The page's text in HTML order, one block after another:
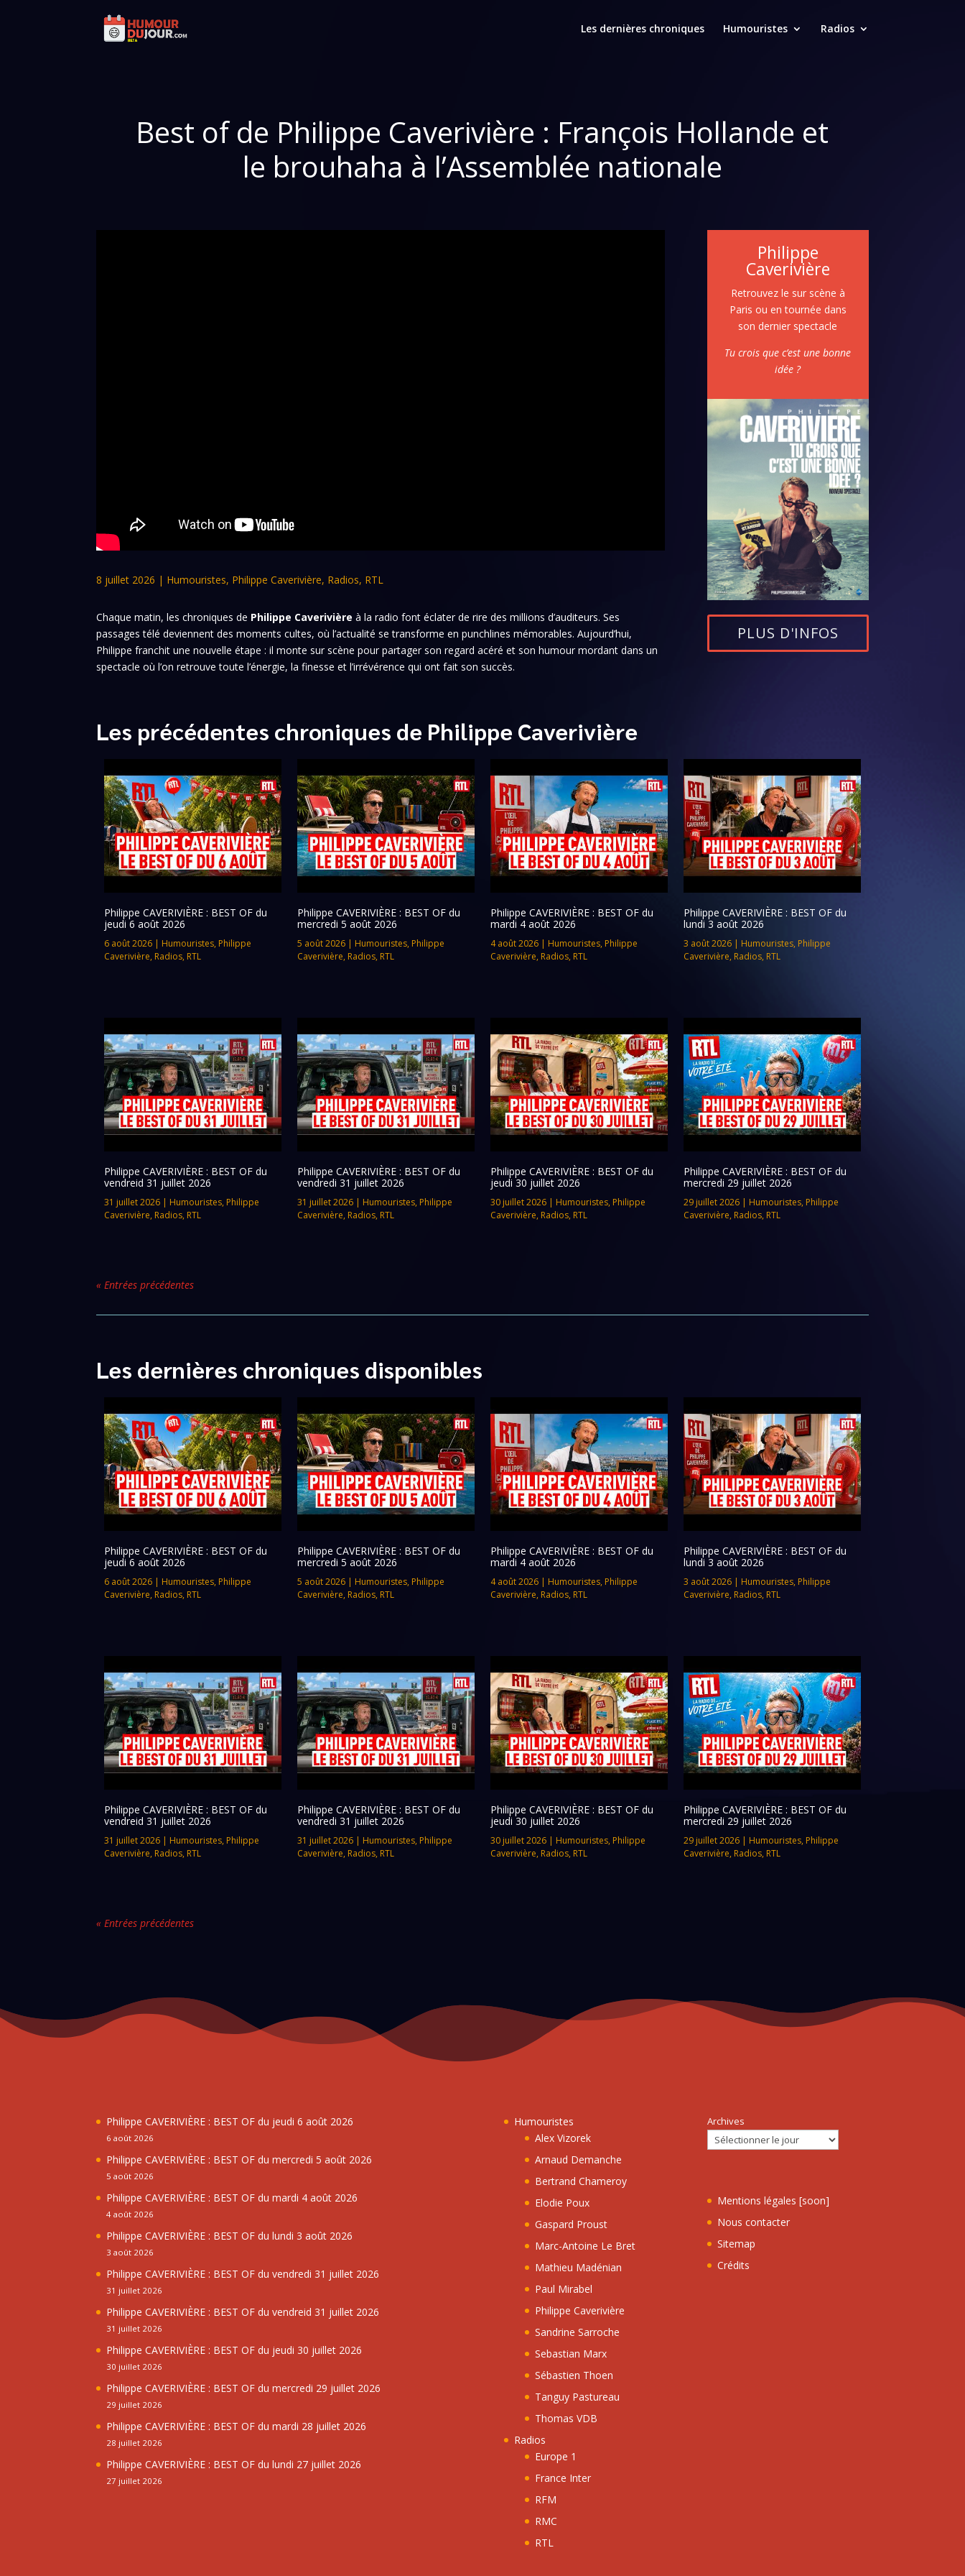
Les dernières chroniques Humouristes Radios
Best of de Philippe Caverivière : François Hollande et
le brouhaha à l’Assemblée nationale
8 juillet 2026 | Humouristes, Philippe Caverivière, Radios, RTL
Chaque matin, les chroniques de Philippe Caverivière à la radio font éclater de rire des millions d’auditeurs. Ses
passages télé deviennent des moments cultes, où l’actualité se transforme en punchlines mémorables. Aujourd’hui,
Philippe franchit une nouvelle étape : il monte sur scène pour partager son regard acéré et son humour mordant dans un
spectacle où l’on retrouve toute l’énergie, la finesse et l’irrévérence qui ont fait son succès.
Philippe
Caverivière
Retrouvez le sur scène à
Paris ou en tournée dans
son dernier spectacle
Tu crois que c’est une bonne
idée ?
PLUS D'INFOS
Les précédentes chroniques de Philippe Caverivière
Philippe CAVERIVIÈRE : BEST OF du
jeudi 6 août 2026
6 août 2026 | Humouristes, Philippe
Caverivière, Radios, RTL
Philippe CAVERIVIÈRE : BEST OF du
mercredi 5 août 2026
5 août 2026| Humouristes, Philippe
Caverivière, Radios, RTL
Philippe CAVERIVIÈRE : BEST OF du
mardi 4 août 2026
4 août 2026| Humouristes, Philippe
Caverivière, Radios, RTL
Philippe CAVERIVIÈRE : BEST OF du
lundi 3 août 2026
3 août 2026| Humouristes, Philippe
Caverivière, Radios, RTL
Philippe CAVERIVIÈRE : BEST OF du
vendreid 31 juillet 2026
31 juillet 2026 | Humouristes, Philippe
Caverivière, Radios, RTL
Philippe CAVERIVIÈRE : BEST OF du
vendredi 31 juillet 2026
31 juillet 2026| Humouristes, Philippe
Caverivière, Radios, RTL
Philippe CAVERIVIÈRE : BEST OF du
jeudi 30 juillet 2026
30 juillet 2026| Humouristes, Philippe
Caverivière, Radios, RTL
Philippe CAVERIVIÈRE : BEST OF du
mercredi 29 juillet 2026
29 juillet 2026| Humouristes, Philippe
Caverivière, Radios, RTL
« Entrées précédentes
Les dernières chroniques disponibles
Philippe CAVERIVIÈRE : BEST OF du
jeudi 6 août 2026
6 août 2026 | Humouristes, Philippe
Caverivière, Radios, RTL
Philippe CAVERIVIÈRE : BEST OF du
mercredi 5 août 2026
5 août 2026| Humouristes, Philippe
Caverivière, Radios, RTL
Philippe CAVERIVIÈRE : BEST OF du
mardi 4 août 2026
4 août 2026| Humouristes, Philippe
Caverivière, Radios, RTL
Philippe CAVERIVIÈRE : BEST OF du
lundi 3 août 2026
3 août 2026| Humouristes, Philippe
Caverivière, Radios, RTL
Philippe CAVERIVIÈRE : BEST OF du
vendreid 31 juillet 2026
31 juillet 2026 | Humouristes, Philippe
Caverivière, Radios, RTL
Philippe CAVERIVIÈRE : BEST OF du
vendredi 31 juillet 2026
31 juillet 2026| Humouristes, Philippe
Caverivière, Radios, RTL
Philippe CAVERIVIÈRE : BEST OF du
jeudi 30 juillet 2026
30 juillet 2026| Humouristes, Philippe
Caverivière, Radios, RTL
Philippe CAVERIVIÈRE : BEST OF du
mercredi 29 juillet 2026
29 juillet 2026| Humouristes, Philippe
Caverivière, Radios, RTL
« Entrées précédentes
Philippe CAVERIVIÈRE : BEST OF du jeudi 6 août 2026
6 août 2026
Philippe CAVERIVIÈRE : BEST OF du mercredi 5 août 2026
5 août 2026
Philippe CAVERIVIÈRE : BEST OF du mardi 4 août 2026
4 août 2026
Philippe CAVERIVIÈRE : BEST OF du lundi 3 août 2026
3 août 2026
Philippe CAVERIVIÈRE : BEST OF du vendredi 31 juillet 2026
31 juillet 2026
Philippe CAVERIVIÈRE : BEST OF du vendreid 31 juillet 2026
31 juillet 2026
Philippe CAVERIVIÈRE : BEST OF du jeudi 30 juillet 2026
30 juillet 2026
Philippe CAVERIVIÈRE : BEST OF du mercredi 29 juillet 2026
29 juillet 2026
Philippe CAVERIVIÈRE : BEST OF du mardi 28 juillet 2026
28 juillet 2026
Philippe CAVERIVIÈRE : BEST OF du lundi 27 juillet 2026
27 juillet 2026
Humouristes
Alex Vizorek
Arnaud Demanche
Bertrand Chameroy
Elodie Poux
Gaspard Proust
Marc-Antoine Le Bret
Mathieu Madénian
Paul Mirabel
Philippe Caverivière
Sandrine Sarroche
Sebastian Marx
Sébastien Thoen
Tanguy Pastureau
Thomas VDB
Radios
Europe 1
France Inter
RFM
RMC
RTL
Archives
Mentions légales [soon]
Nous contacter
Sitemap
Crédits